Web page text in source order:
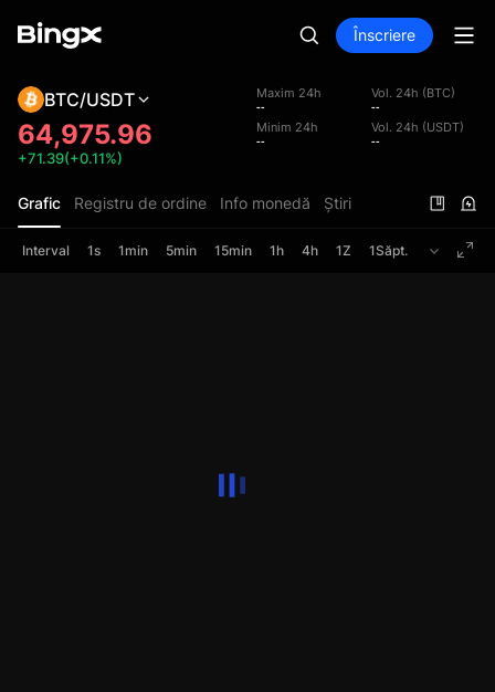
Înscriere
BTC/USDT
64,975.96
+71.39(+0.11%)
Maxim 24h
--
Vol. 24h (BTC)
--
Minim 24h
--
Vol. 24h (USDT)
--
Grafic Registru de ordine Info monedă Știri
Interval 1s 1min 5min 15min 1h 4h 1Z 1Săpt.